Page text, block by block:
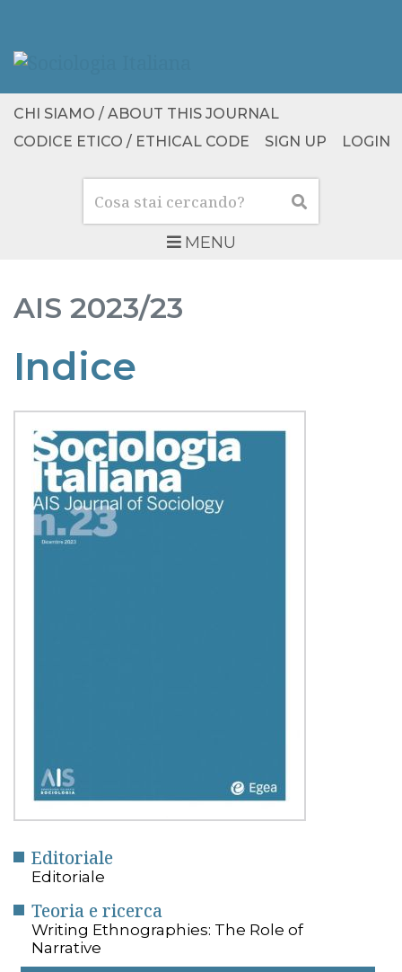
MENU
Cerca Cerca
CHI SIAMO / ABOUT THIS JOURNAL
CODICE ETICO / ETHICAL CODE
SIGN UP LOGIN
AIS 2023/23
Indice
Editoriale
Editoriale
Teoria e ricerca
Writing Ethnographies: The Role of
Narrative